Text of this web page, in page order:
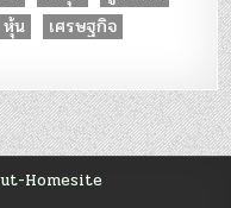
หุ้น
เศรษฐกิจ
Homesite